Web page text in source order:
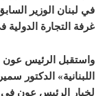
في لبنان الوزير
غرفة التجارة الدولية
واستقبل الرئيس عون
اللبنانية» الدكتور
لخيار الرئيس عون